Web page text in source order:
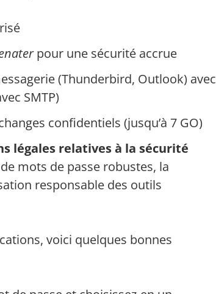
pour une sécurité accrue
(Thunderbird, Outlook) avec
SMTP)
confidentiels (jusqu’à 7 GO)
légales relatives à la sécurité
mots de passe robustes, la
responsable des outils
voici quelques bonnes